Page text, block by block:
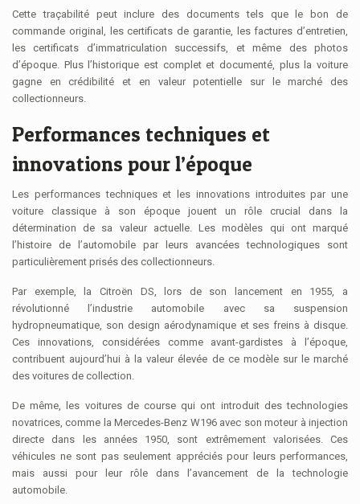
Cette traçabilité peut inclure des documents tels que le bon de
commande original, les certificats de garantie, les factures d’entretien,
les certificats d’immatriculation successifs, et même des photos
d’époque. Plus l’historique est complet et documenté, plus la voiture
gagne en crédibilité et en valeur potentielle sur le marché des
collectionneurs.
Performances techniques et
innovations pour l’époque
Les performances techniques et les innovations introduites par une
voiture classique à son époque jouent un rôle crucial dans la
détermination de sa valeur actuelle. Les modèles qui ont marqué
l’histoire de l’automobile par leurs avancées technologiques sont
particulièrement prisés des collectionneurs.
Par exemple, la Citroën DS, lors de son lancement en 1955, a
révolutionné l’industrie automobile avec sa suspension
hydropneumatique, son design aérodynamique et ses freins à disque.
Ces innovations, considérées comme avant-gardistes à l’époque,
contribuent aujourd’hui à la valeur élevée de ce modèle sur le marché
des voitures de collection.
De même, les voitures de course qui ont introduit des technologies
novatrices, comme la Mercedes-Benz W196 avec son moteur à injection
directe dans les années 1950, sont extrêmement valorisées. Ces
véhicules ne sont pas seulement appréciés pour leurs performances,
mais aussi pour leur rôle dans l’avancement de la technologie
automobile.